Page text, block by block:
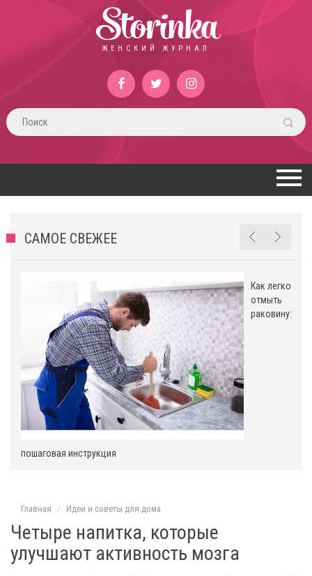
Storinka
ЖЕНСКИЙ ЖУРНАЛ
САМОЕ СВЕЖЕЕ
Как легко
отмыть
раковину:
пошаговая инструкция
Главная Идеи и советы для дома
Четыре напитка, которые
улучшают активность мозга